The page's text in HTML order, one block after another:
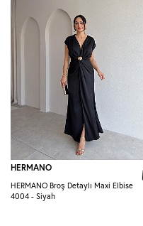
HERMANO
HERMANO Broş Detaylı Maxi Elbise
4004 - Siyah